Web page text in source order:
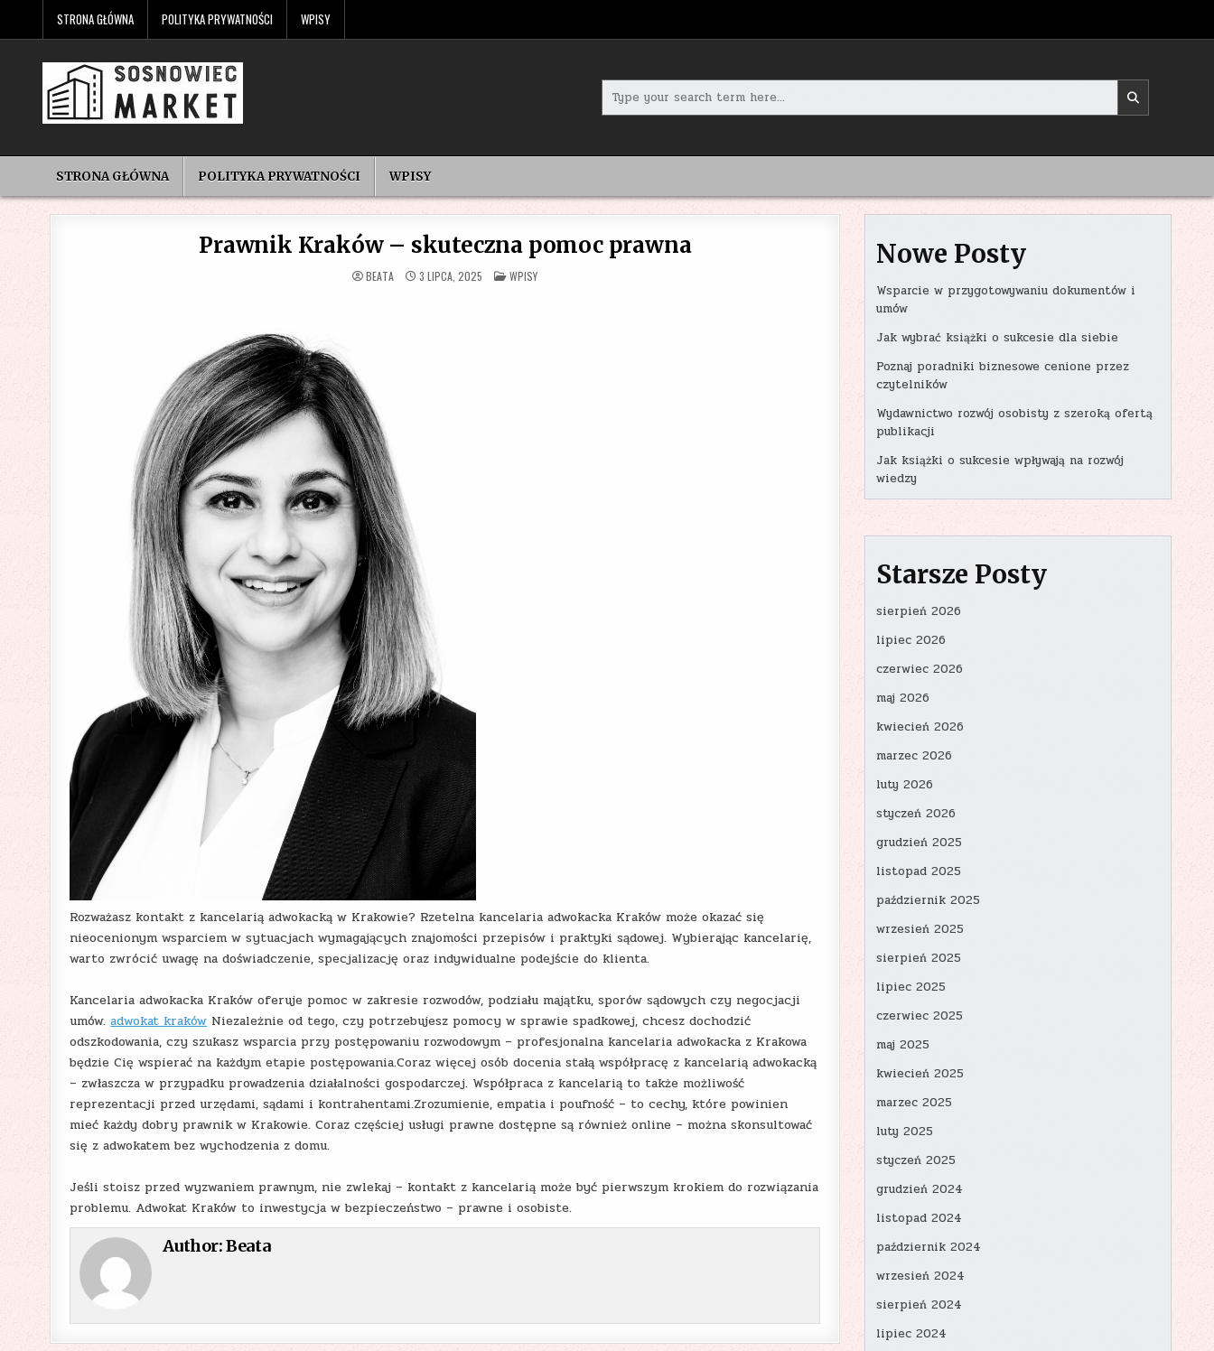
content
STRONA GŁÓWNA POLITYKA PRYWATNOŚCI WPISY
for:
STRONA GŁÓWNA POLITYKA PRYWATNOŚCI WPISY
Prawnik Kraków – skuteczna pomoc prawna
BEATA 3 LIPCA, 2025 POSTED
IN
WPISY
Rozważasz kontakt z kancelarią adwokacką w Krakowie? Rzetelna kancelaria adwokacka Kraków może okazać się
nieocenionym wsparciem w sytuacjach wymagających znajomości przepisów i praktyki sądowej. Wybierając kancelarię,
warto zwrócić uwagę na doświadczenie, specjalizację oraz indywidualne podejście do klienta.
Kancelaria adwokacka Kraków oferuje pomoc w zakresie rozwodów, podziału majątku, sporów sądowych czy negocjacji
umów.adwokat kraków Niezależnie od tego, czy potrzebujesz pomocy w sprawie spadkowej, chcesz dochodzić
odszkodowania, czy szukasz wsparcia przy postępowaniu rozwodowym – profesjonalna kancelaria adwokacka z Krakowa
będzie Cię wspierać na każdym etapie postępowania.Coraz więcej osób docenia stałą współpracę z kancelarią adwokacką
– zwłaszcza w przypadku prowadzenia działalności gospodarczej. Współpraca z kancelarią to także możliwość
reprezentacji przed urzędami, sądami i kontrahentami.Zrozumienie, empatia i poufność – to cechy, które powinien
mieć każdy dobry prawnik w Krakowie. Coraz częściej usługi prawne dostępne są również online – można skonsultować
się z adwokatem bez wychodzenia z domu.
Jeśli stoisz przed wyzwaniem prawnym, nie zwlekaj – kontakt z kancelarią może być pierwszym krokiem do rozwiązania
problemu. Adwokat Kraków to inwestycja w bezpieczeństwo – prawne i osobiste.
Author:Beata
Nowe Posty
Wsparcie w przygotowywaniu dokumentów i
umów
Jak wybrać książki o sukcesie dla siebie
Poznaj poradniki biznesowe cenione przez
czytelników
Wydawnictwo rozwój osobisty z szeroką ofertą
publikacji
Jak książki o sukcesie wpływają na rozwój
wiedzy
Starsze Posty
sierpień 2026
lipiec 2026
czerwiec 2026
maj 2026
kwiecień 2026
marzec 2026
luty 2026
styczeń 2026
grudzień 2025
listopad 2025
październik 2025
wrzesień 2025
sierpień 2025
lipiec 2025
czerwiec 2025
maj 2025
kwiecień 2025
marzec 2025
luty 2025
styczeń 2025
grudzień 2024
listopad 2024
październik 2024
wrzesień 2024
sierpień 2024
lipiec 2024